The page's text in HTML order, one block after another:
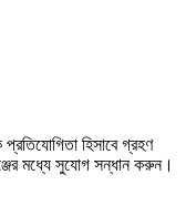
হিসাবে গ্রহণ
মধ্যে সুযোগ সন্ধান করুন।